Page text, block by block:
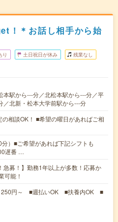
！＊お話し相手から始
り 土日祝日が休み 残業なし
本駅から---分／北松本駅から---分／平
／北新・松本大学前駅から---分
相談OK！ ■希望の曜日があればご相
）■ご希望があれば下記シフトも
遅番 …
急募！】勤務1年以上が多数！応募か
可能！
円～ ■週払いOK ■扶養内OK ■